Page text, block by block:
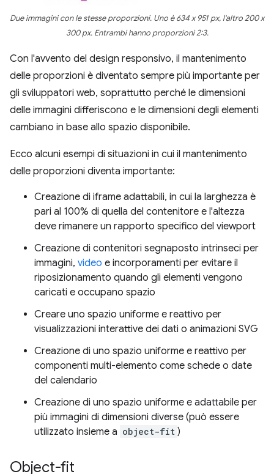
Due immagini con le stesse proporzioni. Uno è 634 x 951 px, l'altro 200 x
300 px. Entrambi hanno proporzioni 2:3.
Con l'avvento del design responsivo, il mantenimento
delle proporzioni è diventato sempre più importante per
gli sviluppatori web, soprattutto perché le dimensioni
delle immagini differiscono e le dimensioni degli elementi
cambiano in base allo spazio disponibile.
Ecco alcuni esempi di situazioni in cui il mantenimento
delle proporzioni diventa importante:
Creazione di iframe adattabili, in cui la larghezza è
pari al 100% di quella del contenitore e l'altezza
deve rimanere un rapporto specifico del viewport
Creazione di contenitori segnaposto intrinseci per
immagini, video e incorporamenti per evitare il
riposizionamento quando gli elementi vengono
caricati e occupano spazio
Creare uno spazio uniforme e reattivo per
visualizzazioni interattive dei dati o animazioni SVG
Creazione di uno spazio uniforme e reattivo per
componenti multi-elemento come schede o date
del calendario
Creazione di uno spazio uniforme e adattabile per
più immagini di dimensioni diverse (può essere
utilizzato insieme a object-fit )
Object-fit